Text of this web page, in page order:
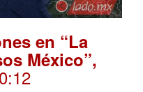
en “La
México”,